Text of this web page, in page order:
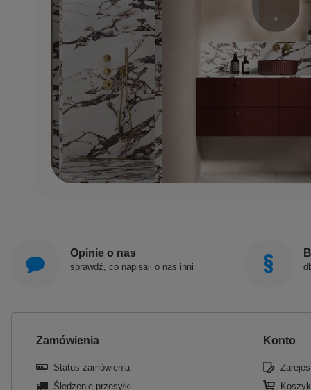
Opinie o nas
sprawdź, co napisali o nas inni
Zamówienia
Status zamówienia
Śledzenie przesyłki
Konto
Koszyk